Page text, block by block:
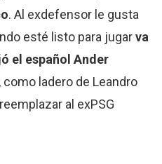
. Al exdefensor le gusta
esté listo para jugarva
el español Ander
, como ladero de Leandro
al exPSG